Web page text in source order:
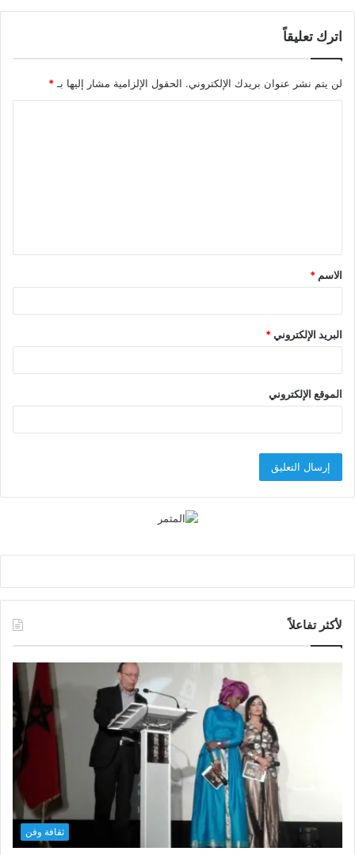
اترك تعليقاً
لن يتم نشر عنوان بريدك الإلكتروني. الحقول الإلزامية مشار إليها بـ *
ق
*
الاسم *
البريد الإلكتروني*
الموقع الإلكتروني
لأكثر تفاعلاً
ثقافة وفن